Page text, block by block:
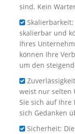
sind. Kein
skalierbar und
Ihres
können Ihre
um den
weist nur selten
Sie sich auf
sich Gedanken
Sicherheit: